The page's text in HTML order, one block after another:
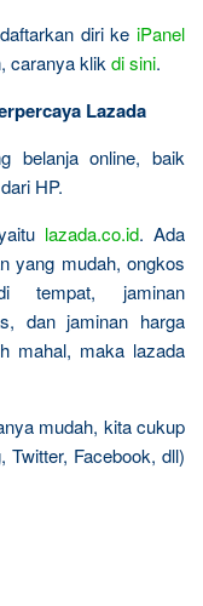
diri ke iPanel
caranya klik di sini.
Lazada
belanja online, baik
HP.
lazada.co.id. Ada
yang mudah, ongkos
tempat, jaminan
dan jaminan harga
mahal, maka lazada
mudah, kita cukup
Twitter, Facebook, dll)